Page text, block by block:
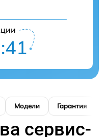
Модели Гарантия
сервис-